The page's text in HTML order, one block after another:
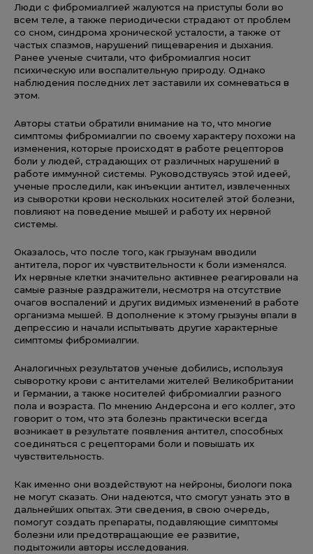
Люди с фибромиалгией жалуются на приступы боли во
всем теле, а также периодически страдают от проблем
со сном, синдрома хронической усталости, а также от
частых спазмов, нарушений пищеварения и дыхания.
Ранее ученые считали, что фибромиалгия носит
психическую или воспалительную природу. Однако
наблюдения последних лет заставили их сомневаться в
этом.
Авторы статьи обратили внимание на то, что многие
симптомы фибромиалгии по своему характеру похожи на
изменения, которые происходят в работе рецепторов
боли у людей, страдающих от различных нарушений в
работе иммунной системы. Руководствуясь этой идеей,
ученые проследили, как инъекции антител, извлеченных
из сыворотки крови нескольких носителей этой болезни,
повлияют на поведение мышей и работу их нервной
системы.
Оказалось, что после того, как грызунам вводили
антитела, порог их чувствительности к боли изменялся.
Их нервные клетки значительно активнее реагировали на
самые разные раздражители, несмотря на отсутствие
очагов воспалений и других видимых изменений в работе
организма мышей. В дополнение к этому грызуны впали в
депрессию и начали испытывать другие характерные
симптомы фибромиалгии.
Аналогичных результатов ученые добились, используя
сыворотку крови с антителами жителей Великобритании
и Германии, а также носителей фибромиалгии разного
пола и возраста. По мнению Андерсона и его коллег, это
говорит о том, что эта болезнь практически всегда
возникает в результате появления антител, способных
соединяться с рецепторами боли и повышать их
чувствительность.
Как именно они воздействуют на нейроны, биологи пока
не могут сказать. Они надеются, что смогут узнать это в
дальнейших опытах. Эти сведения, в свою очередь,
помогут создать препараты, подавляющие симптомы
болезни или предотвращающие ее развитие,
подытожили авторы исследования.